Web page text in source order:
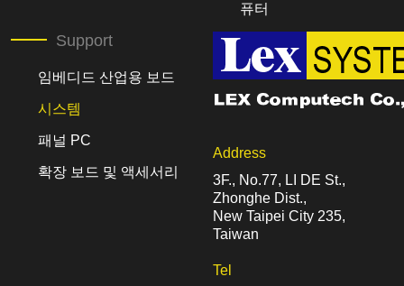
퓨터
Support
임베디드 산업용 보드
시스템
패널 PC
확장 보드 및 액세서리
Address
3F., No.77, LI DE St.,
Zhonghe Dist.,
New Taipei City 235,
Taiwan
Tel